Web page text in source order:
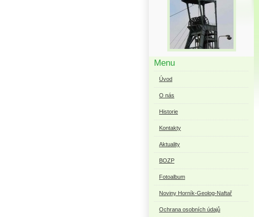
Menu
Úvod
O nás
Historie
Kontakty
Aktuality
BOZP
Fotoalbum
Noviny Horník-Geolog-Naftař
Ochrana osobních údajů